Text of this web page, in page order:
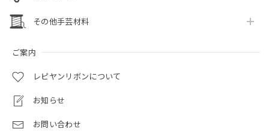
その他手芸材料
ご案内
レピヤンリボンについて
お知らせ
お問い合わせ